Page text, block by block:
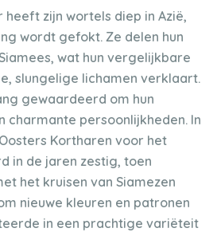
heeft zijn wortels diep in Azië,
wordt gefokt. Ze delen hun
wat hun vergelijkbare
slungelige lichamen verklaart.
gewaardeerd om hun
charmante persoonlijkheden. In
Kortharen voor het
in de jaren zestig, toen
het kruisen van Siamezen
nieuwe kleuren en patronen
in een prachtige variëteit